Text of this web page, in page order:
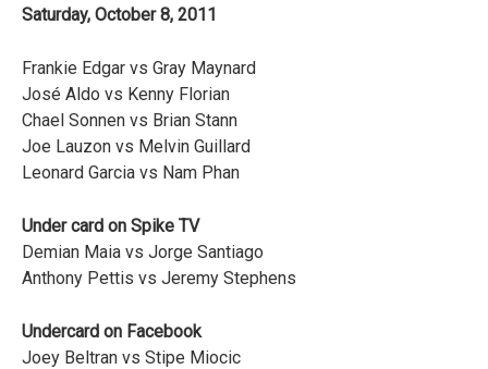
Saturday, October 8, 2011
Frankie Edgar vs Gray Maynard
José Aldo vs Kenny Florian
Chael Sonnen vs Brian Stann
Joe Lauzon vs Melvin Guillard
Leonard Garcia vs Nam Phan
Under card on Spike TV
Demian Maia vs Jorge Santiago
Anthony Pettis vs Jeremy Stephens
Undercard on Facebook
Joey Beltran vs Stipe Miocic